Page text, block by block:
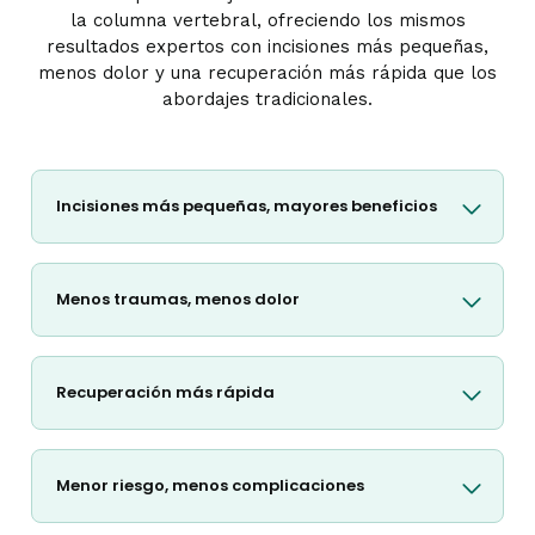
la columna vertebral, ofreciendo los mismos
resultados expertos con incisiones más pequeñas,
menos dolor y una recuperación más rápida que los
abordajes tradicionales.
Incisiones más pequeñas, mayores beneficios
Menos traumas, menos dolor
Recuperación más rápida
Menor riesgo, menos complicaciones